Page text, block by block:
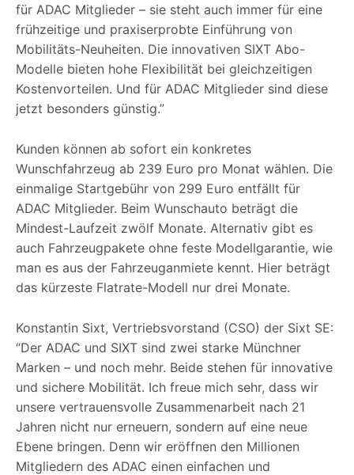
für ADAC Mitglieder – sie steht auch immer für eine
frühzeitige und praxiserprobte Einführung von
Mobilitäts-Neuheiten. Die innovativen SIXT Abo-
Modelle bieten hohe Flexibilität bei gleichzeitigen
Kostenvorteilen. Und für ADAC Mitglieder sind diese
jetzt besonders günstig.”
Kunden können ab sofort ein konkretes
Wunschfahrzeug ab 239 Euro pro Monat wählen. Die
einmalige Startgebühr von 299 Euro entfällt für
ADAC Mitglieder. Beim Wunschauto beträgt die
Mindest-Laufzeit zwölf Monate. Alternativ gibt es
auch Fahrzeugpakete ohne feste Modellgarantie, wie
man es aus der Fahrzeuganmiete kennt. Hier beträgt
das kürzeste Flatrate-Modell nur drei Monate.
Konstantin Sixt, Vertriebsvorstand (CSO) der Sixt SE:
“Der ADAC und SIXT sind zwei starke Münchner
Marken – und noch mehr. Beide stehen für innovative
und sichere Mobilität. Ich freue mich sehr, dass wir
unsere vertrauensvolle Zusammenarbeit nach 21
Jahren nicht nur erneuern, sondern auf eine neue
Ebene bringen. Denn wir eröffnen den Millionen
Mitgliedern des ADAC einen einfachen und